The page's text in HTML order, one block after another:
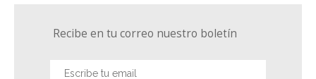
Recibe en tu correo nuestro boletín